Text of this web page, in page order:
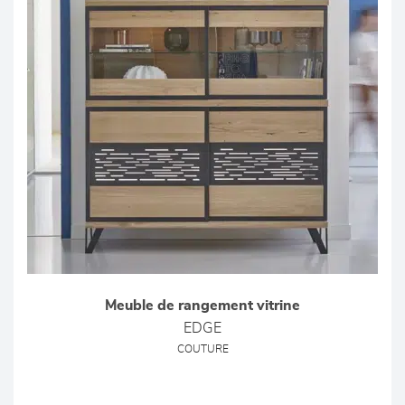
Meuble de rangement vitrine
EDGE
COUTURE